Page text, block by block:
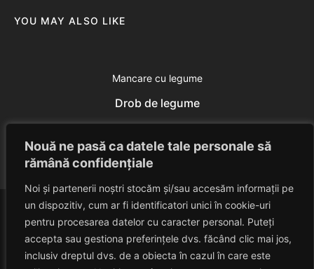
Nouă ne pasă ca datele tale personale să
rămână confidențiale
Noi și partenerii noștri stocăm și/sau accesăm informații pe
un dispozitiv, cum ar fi identificatori unici în cookie-uri
pentru procesarea datelor cu caracter personal. Puteți
accepta sau gestiona preferințele dvs. făcând clic mai jos,
inclusiv dreptul dvs. de a obiecta în cazul în care este
YOU MAY ALSO LIKE
Mancare cu legume
Drob de legume
Eduard Nedelcu June 13, 2014